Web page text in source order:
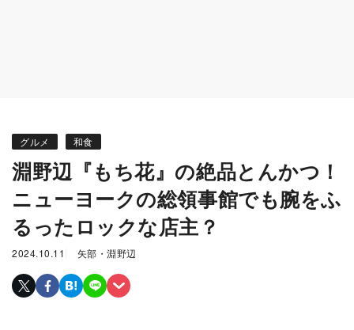
グルメ 和食
淵野辺『もち花』の絶品とんかつ！
ニューヨークの総領事館でも腕をふ
るったロックな店主？
2024.10.11 矢部・淵野辺